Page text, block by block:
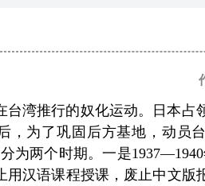
台湾推行的奴化运动。日本占
，为了巩固后方基地，动员
为两个时期。一是
汉语课程授课，废止中文版